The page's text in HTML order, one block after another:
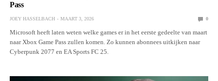
Pass
JOEY HASSELBACH MAART 3, 2026 0
Microsoft heeft laten weten welke games er in het eerste gedeelte van maart
naar Xbox Game Pass zullen komen. Zo kunnen abonnees uitkijken naar
Cyberpunk 2077 en EA Sports FC 25.